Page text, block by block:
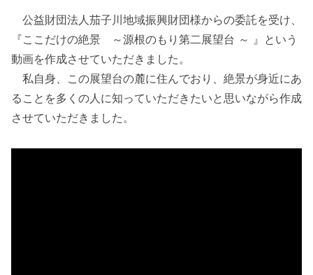
公益財団法人茄子川地域振興財団様からの委託を受け、
『ここだけの絶景 ～源根のもり第二展望台 ～ 』という
動画を作成させていただきました。
私自身、この展望台の麓に住んでおり、絶景が身近にあ
ることを多くの人に知っていただきたいと思いながら作成
させていただきました。